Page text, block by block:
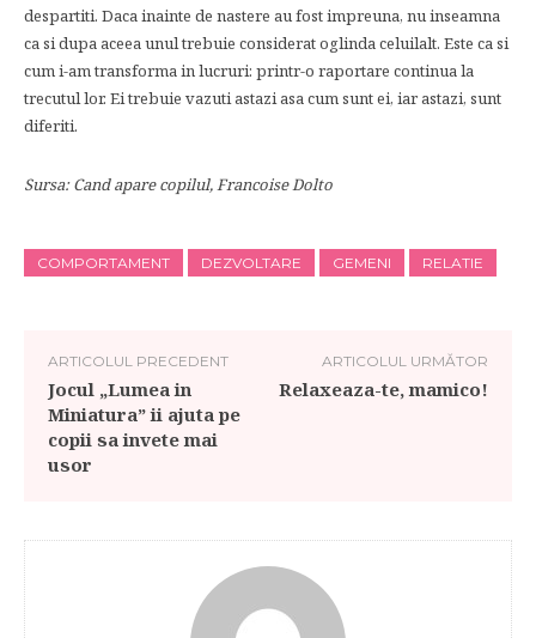
despartiti. Daca inainte de nastere au fost impreuna, nu inseamna
ca si dupa aceea unul trebuie considerat oglinda celuilalt. Este ca si
cum i-am transforma in lucruri: printr-o raportare continua la
trecutul lor. Ei trebuie vazuti astazi asa cum sunt ei, iar astazi, sunt
diferiti.
Sursa: Cand apare copilul, Francoise Dolto
COMPORTAMENT DEZVOLTARE GEMENI RELATIE
ARTICOLUL PRECEDENT
Jocul „Lumea in
Miniatura” ii ajuta pe
copii sa invete mai
usor
ARTICOLUL URMĂTOR
Relaxeaza-te, mamico!